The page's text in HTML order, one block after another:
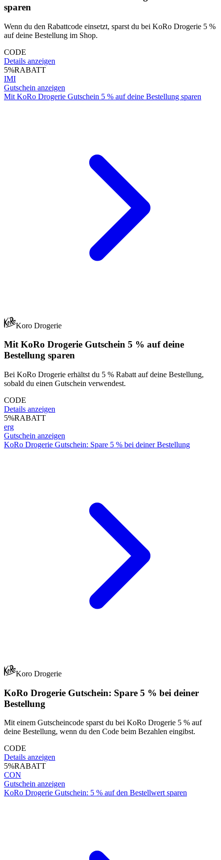
sparen
Wenn du den Rabattcode einsetzt, sparst du bei KoRo Drogerie 5 %
auf deine Bestellung im Shop.
CODE
Details anzeigen
5%RABATT
IMI
Gutschein anzeigen
Mit KoRo Drogerie Gutschein 5 % auf deine Bestellung sparen
Koro Drogerie
Mit KoRo Drogerie Gutschein 5 % auf deine
Bestellung sparen
Bei KoRo Drogerie erhältst du 5 % Rabatt auf deine Bestellung,
sobald du einen Gutschein verwendest.
CODE
Details anzeigen
5%RABATT
erg
Gutschein anzeigen
KoRo Drogerie Gutschein: Spare 5 % bei deiner Bestellung
Koro Drogerie
KoRo Drogerie Gutschein: Spare 5 % bei deiner
Bestellung
Mit einem Gutscheincode sparst du bei KoRo Drogerie 5 % auf
deine Bestellung, wenn du den Code beim Bezahlen eingibst.
CODE
Details anzeigen
5%RABATT
CON
Gutschein anzeigen
KoRo Drogerie Gutschein: 5 % auf den Bestellwert sparen